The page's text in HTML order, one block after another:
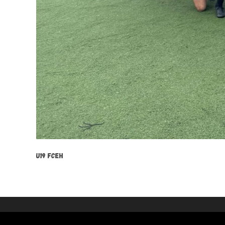
U19 FCEH